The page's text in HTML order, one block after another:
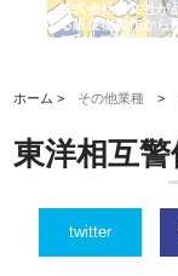
株式会社耕文社が
る販促物製作から
ストップ対応
ホーム > その他業種 >
東洋相互
twitter